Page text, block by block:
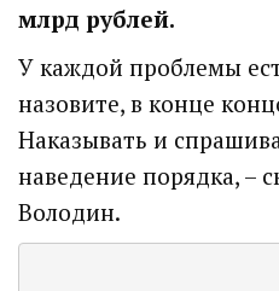
млрд рублей.
У каждой проблемы
назовите, в конце
Наказывать и
наведение порядка, –
Володин.